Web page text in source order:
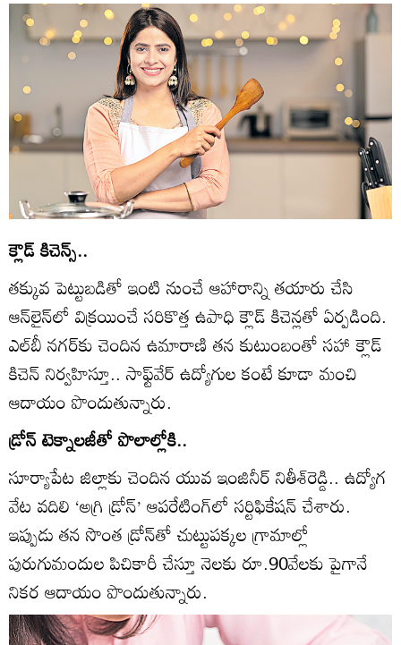
క్లౌడ్‌ కిచెన్స్‌..
తక్కువ పెట్టుబడితో ఇంటి నుంచే ఆహారాన్ని తయారు చేసి
ఆన్‌లైన్‌లో విక్రయించే సరికొత్త ఉపాధి క్లౌడ్‌ కిచెన్లతో ఏర్పడింది.
ఎల్‌బీ నగర్‌కు చెందిన ఉమారాణి తన కుటుంబంతో సహా క్లౌడ్‌
కిచెన్‌ నిర్వహిస్తూ.. సాఫ్ట్‌వేర్‌ ఉద్యోగుల కంటే కూడా మంచి
ఆదాయం పొందుతున్నారు.
డ్రోన్‌ టెక్నాలజీతో పొలాల్లోకి..
సూర్యాపేట జిల్లాకు చెందిన యువ ఇంజినీర్‌ నితీశ్‌రెడ్డి.. ఉద్యోగ
వేట వదిలి ‘అగ్రి డ్రోన్‌’ ఆపరేటింగ్‌లో సర్టిఫికేషన్‌ చేశారు.
ఇప్పుడు తన సొంత డ్రోన్‌తో చుట్టుపక్కల గ్రామాల్లో
పురుగుమందుల పిచికారీ చేస్తూ నెలకు రూ.90వేలకు పైగానే
నికర ఆదాయం పొందుతున్నారు.